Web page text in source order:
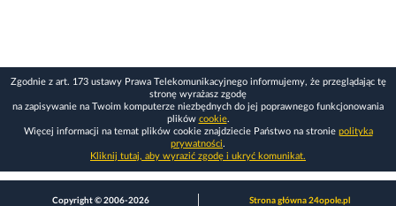
Zgodnie z art. 173 ustawy Prawa Telekomunikacyjnego informujemy, że przeglądając tę
stronę wyrażasz zgodę
na zapisywanie na Twoim komputerze niezbędnych do jej poprawnego funkcjonowania
plików cookie.
Więcej informacji na temat plików cookie znajdziecie Państwo na stronie polityka
prywatności.
Kliknij tutaj, aby wyrazić zgodę i ukryć komunikat.
Copyright © 2006-2026
Strona główna 24opole.pl